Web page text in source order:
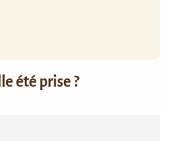
été prise ?